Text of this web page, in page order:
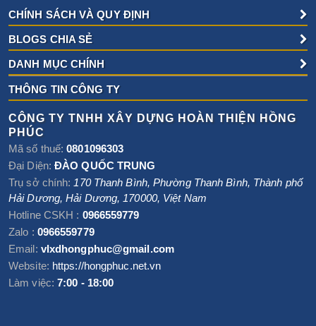
CHÍNH SÁCH VÀ QUY ĐỊNH
BLOGS CHIA SẺ
DANH MỤC CHÍNH
THÔNG TIN CÔNG TY
CÔNG TY TNHH XÂY DỰNG HOÀN THIỆN HỒNG
PHÚC
Mã số thuế:0801096303
Đại Diện: ĐÀO QUỐC TRUNG
Trụ sở chính: 170 Thanh Bình, Phường Thanh Bình, Thành phố
Hải Dương,Hải Dương, 170000, Việt Nam
Hotline CSKH : 0966559779
Zalo : 0966559779
Email: vlxdhongphuc@gmail.com
Website: https://hongphuc.net.vn
Làm việc: 7:00 - 18:00